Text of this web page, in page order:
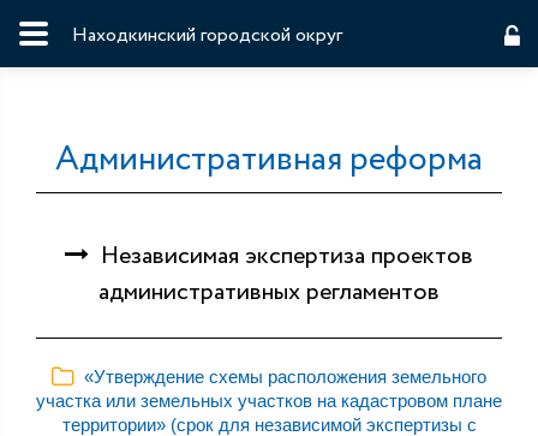
Находкинский городской округ
Административная реформа
Независимая экспертиза проектов
административных регламентов
«Утверждение схемы расположения земельного
участка или земельных участков на кадастровом плане
территории» (срок для независимой экспертизы с